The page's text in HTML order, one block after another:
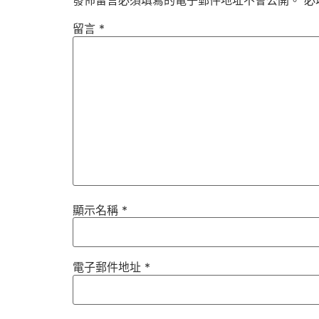
留言 *
顯示名稱 *
電子郵件地址 *